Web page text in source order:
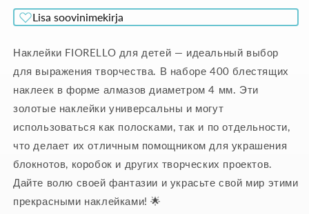
шт.
шт.
Lisa soovinimekirja
Наклейки FIORELLO для детей — идеальный выбор
для выражения творчества. В наборе 400 блестящих
наклеек в форме алмазов диаметром 4 мм. Эти
золотые наклейки универсальны и могут
использоваться как полосками, так и по отдельности,
что делает их отличным помощником для украшения
блокнотов, коробок и других творческих проектов.
Дайте волю своей фантазии и украсьте свой мир этими
прекрасными наклейками! 🌟